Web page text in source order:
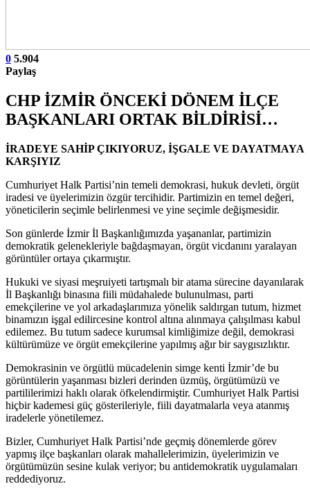
0 5.904
Paylaş
CHP İZMİR ÖNCEKİ DÖNEM İLÇE
BAŞKANLARI ORTAK BİLDİRİSİ…
İRADEYE SAHİP ÇIKIYORUZ, İŞGALE VE DAYATMAYA
KARŞIYIZ
Cumhuriyet Halk Partisi’nin temeli demokrasi, hukuk devleti, örgüt
iradesi ve üyelerimizin özgür tercihidir. Partimizin en temel değeri,
yöneticilerin seçimle belirlenmesi ve yine seçimle değişmesidir.
Son günlerde İzmir İl Başkanlığımızda yaşananlar, partimizin
demokratik gelenekleriyle bağdaşmayan, örgüt vicdanını yaralayan
görüntüler ortaya çıkarmıştır.
Hukuki ve siyasi meşruiyeti tartışmalı bir atama sürecine dayanılarak
İl Başkanlığı binasına fiili müdahalede bulunulması, parti
emekçilerine ve yol arkadaşlarımıza yönelik saldırgan tutum, hizmet
binamızın işgal edilircesine kontrol altına alınmaya çalışılması kabul
edilemez. Bu tutum sadece kurumsal kimliğimize değil, demokrasi
kültürümüze ve örgüt emekçilerine yapılmış ağır bir saygısızlıktır.
Demokrasinin ve örgütlü mücadelenin simge kenti İzmir’de bu
görüntülerin yaşanması bizleri derinden üzmüş, örgütümüzü ve
partililerimizi haklı olarak öfkelendirmiştir. Cumhuriyet Halk Partisi
hiçbir kademesi güç gösterileriyle, fiili dayatmalarla veya atanmış
iradelerle yönetilemez.
Bizler, Cumhuriyet Halk Partisi’nde geçmiş dönemlerde görev
yapmış ilçe başkanları olarak mahallelerimizin, üyelerimizin ve
örgütümüzün sesine kulak veriyor; bu antidemokratik uygulamaları
reddediyoruz.